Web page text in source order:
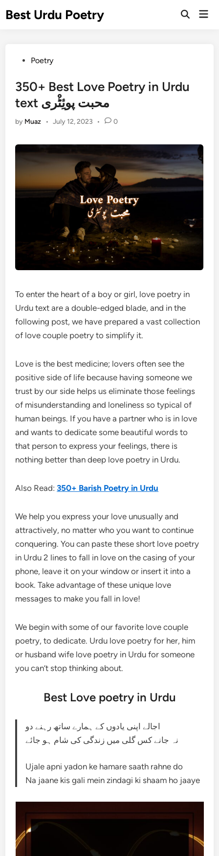
toBest Urdu Poetry
Open
PostedPoetry
350+ Best Love Poetry in Urdu
text محبت پوئِٹْری
by Muaz • July 12, 2023 • 0
To enter the heart of a boy or girl, love poetry in
Urdu text are a double-edged blade, and in the
following post, we have prepared a vast collection
of love couple poetry to simplify it.
Love is the best medicine; lovers often see the
positive side of life because having someone we
trust by our side helps us eliminate those feelings
of misunderstanding and loneliness so typical of
human beings. If you have a partner who is in love
and wants to dedicate some beautiful words to
that person to express your feelings, there is
nothing better than deep love poetry in Urdu.
Also Read:350+ Barish Poetry in Urdu
We help you express your love unusually and
attractively, no matter who you want to continue
conquering. You can paste these short love poetry
in Urdu 2 lines to fall in love on the casing of your
phone, leave it on your window or insert it into a
book. Take advantage of these unique love
messages to make you fall in love!
We begin with some of our favorite love couple
poetry, to dedicate. Urdu love poetry for her, him
or husband wife love poetry in Urdu for someone
you can’t stop thinking about.
Best Love poetry in Urdu
اجالے اپنی یادوں کے ہمارے ساتھ رہنے دو
نہ جانے کس گلی میں زندگی کی شام ہو جائے
Ujale apni yadon ke hamare saath rahne do
Na jaane kis gali mein zindagi ki shaam ho jaaye